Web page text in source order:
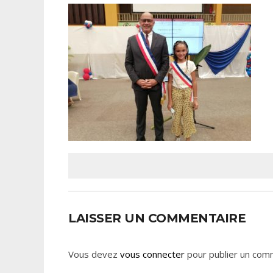
LAISSER UN COMMENTAIRE
Vous devez vous connecter pour publier un